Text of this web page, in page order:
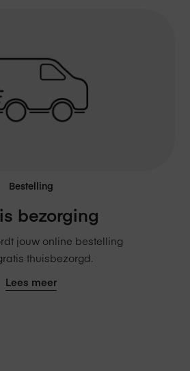
Bestelling
bezorging
jouw online bestelling
thuisbezorgd.
Lees meer